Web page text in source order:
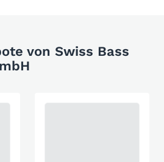
von Swiss Bass